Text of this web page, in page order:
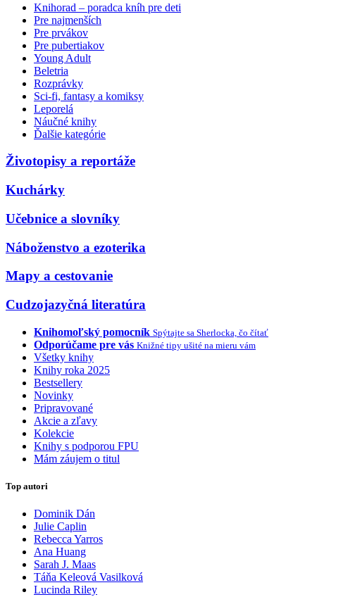
Knihorad – poradca kníh pre deti
Pre najmenších
Pre prvákov
Pre pubertiakov
Young Adult
Beletria
Rozprávky
Sci-fi, fantasy a komiksy
Leporelá
Náučné knihy
Ďalšie kategórie
Životopisy a reportáže
Kuchárky
Učebnice a slovníky
Náboženstvo a ezoterika
Mapy a cestovanie
Cudzojazyčná literatúra
Knihomoľský pomocník Spýtajte sa Sherlocka, čo čítať
Odporúčame pre vás Knižné tipy ušité na mieru vám
Všetky knihy
Knihy roka 2025
Bestsellery
Novinky
Pripravované
Akcie a zľavy
Kolekcie
Knihy s podporou FPU
Mám záujem o titul
Top autori
Dominik Dán
Julie Caplin
Rebecca Yarros
Ana Huang
Sarah J. Maas
Táňa Keleová Vasilková
Lucinda Riley